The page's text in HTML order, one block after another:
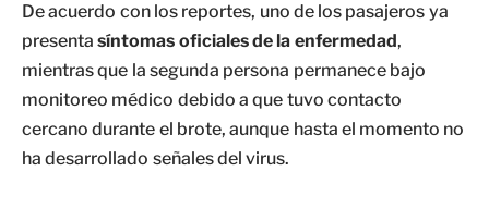
De acuerdo con los reportes, uno de los pasajeros ya
presentasíntomas oficiales de la enfermedad,
mientras que la segunda persona permanece bajo
monitoreo médico debido a que tuvo contacto
cercano durante el brote, aunque hasta el momento no
ha desarrollado señales del virus.